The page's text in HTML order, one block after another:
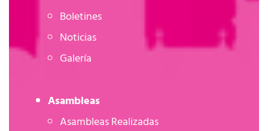
Boletines
Noticias
Galería
Asambleas
Asambleas Realizadas